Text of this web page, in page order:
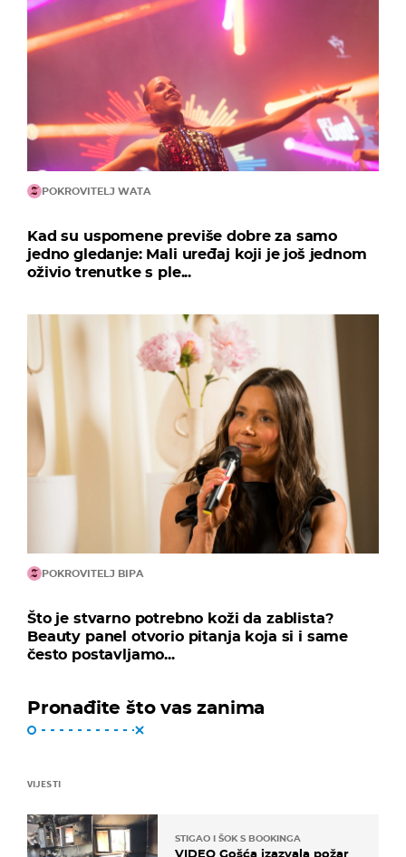
POKROVITELJ WATA
Kad su uspomene previše dobre za samo
jedno gledanje: Mali uređaj koji je još jednom
oživio trenutke s ple...
POKROVITELJ BIPA
Što je stvarno potrebno koži da zablista?
Beauty panel otvorio pitanja koja si i same
često postavljamo...
Pronađite što vas zanima
VIJESTI
STIGAO I ŠOK S BOOKINGA
VIDEO Gošća izazvala požar